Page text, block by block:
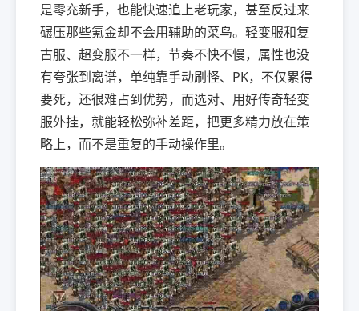
是零充新手，也能快速追上老玩家，甚至反过来
碾压那些氪金却不会用辅助的菜鸟。轻变服和复
古服、超变服不一样，节奏不快不慢，属性也没
有夸张到离谱，单纯靠手动刷怪、PK，不仅累得
要死，还很难占到优势，而选对、用好传奇轻变
服外挂，就能轻松弥补差距，把更多精力放在策
略上，而不是重复的手动操作里。